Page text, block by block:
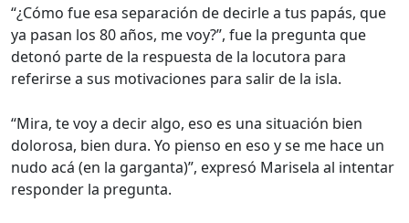
“¿Cómo fue esa separación de decirle a tus papás, que
ya pasan los 80 años, me voy?”, fue la pregunta que
detonó parte de la respuesta de la locutora para
referirse a sus motivaciones para salir de la isla.
“Mira, te voy a decir algo, eso es una situación bien
dolorosa, bien dura. Yo pienso en eso y se me hace un
nudo acá (en la garganta)”, expresó Marisela al intentar
responder la pregunta.